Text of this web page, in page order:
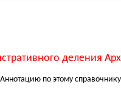
деления
по этому